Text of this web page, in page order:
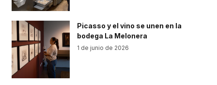
Picasso y el vino se unen en la
bodega La Melonera
1 de junio de 2026